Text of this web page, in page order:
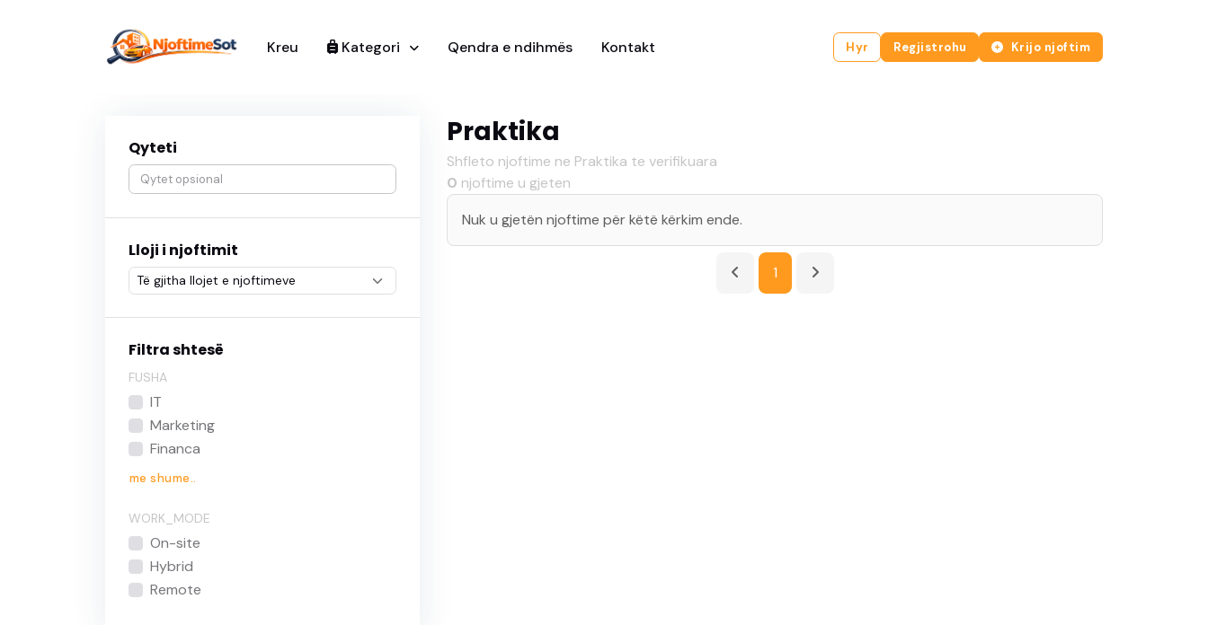
Kreu Kategori Qendra e ndihmës Kontakt Hyr Regjistrohu Krijo njoftim
Qyteti
Lloji i njoftimit
Filtra shtesë
FUSHA
IT
Marketing
Financa
me shume..
WORK_MODE
On-site
Hybrid
Remote
Praktika
Shfleto njoftime ne Praktika te verifikuara
0 njoftime u gjeten
Nuk u gjetën njoftime për këtë kërkim ende.
1